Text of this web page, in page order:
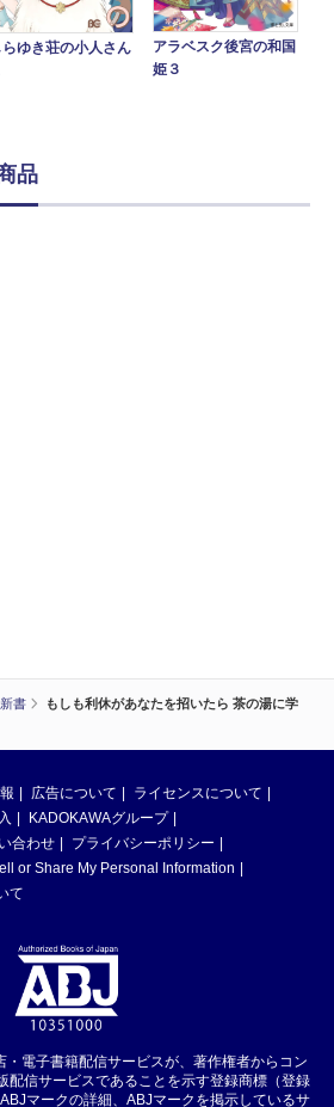
書
もしも利休があなたを招いたら 茶の湯に学
らゆき荘の小人さん
アラベスク後宮の和国
姫３
品
広告について
ライセンスについて
KADOKAWAグループ
合わせ
プライバシーポリシー
or Share My Personal Information
て
電子書籍配信サービスが、著作権者からコン
配信サービスであることを示す登録商標（登録
マークの詳細、ABJマークを掲示しているサ